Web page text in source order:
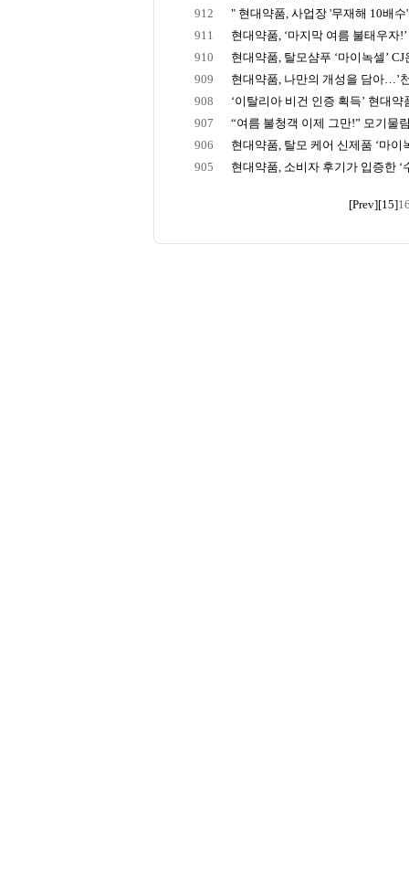
912
" 현대약품, 사업장 '무재해 10배수
911
현대약품, ‘마지막 여름 불태우자
910
현대약품, 탈모샴푸 ‘마이녹셀’ CJ
909
현대약품, 나만의 개성을 담아…’
908
‘이탈리아 비건 인증 획득’ 현대약
907
“여름 불청객 이제 그만!” 모기물
906
현대약품, 탈모 케어 신제품 ‘마이
905
현대약품, 소비자 후기가 입증한 ‘
[Prev][15]